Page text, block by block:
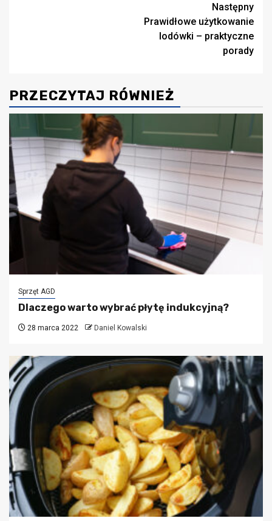
Następny
Prawidłowe użytkowanie
lodówki – praktyczne
porady
PRZECZYTAJ RÓWNIEŻ
Sprzęt AGD
Dlaczego warto wybrać płytę indukcyjną?
28 marca 2022 Daniel Kowalski